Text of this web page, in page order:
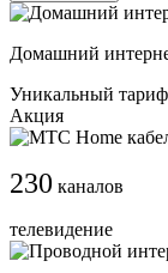
Домашний
Уникальный тариф
Акция
230 каналов
телевидение